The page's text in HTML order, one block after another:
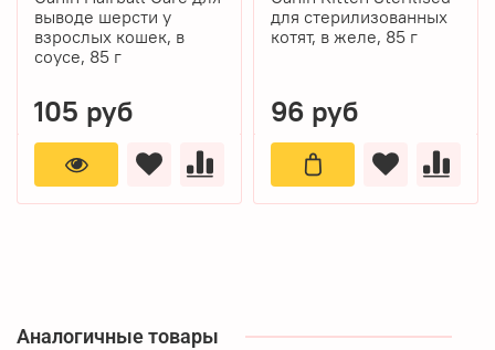
выводе шерсти у
взрослых кошек, в
соусе, 85 г
105 руб
для стерилизованных
котят, в желе, 85 г
96 руб
Аналогичные товары